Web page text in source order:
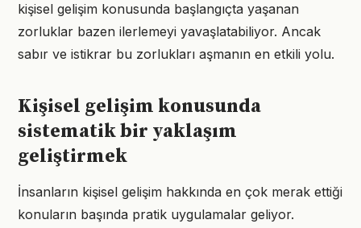
kişisel gelişim konusunda başlangıçta yaşanan
zorluklar bazen ilerlemeyi yavaşlatabiliyor. Ancak
sabır ve istikrar bu zorlukları aşmanın en etkili yolu.
Kişisel gelişim konusunda
sistematik bir yaklaşım
geliştirmek
İnsanların kişisel gelişim hakkında en çok merak ettiği
konuların başında pratik uygulamalar geliyor.